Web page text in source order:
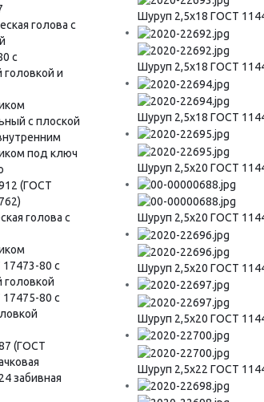
Шуруп 2,5х18 ГОСТ
Шуруп 2,5х18 ГОСТ
Шуруп 2,5х18 ГОСТ
Шуруп 2,5х20 ГОСТ
Шуруп 2,5х20 ГОСТ
Шуруп 2,5х20 ГОСТ
Шуруп 2,5х20 ГОСТ
Шуруп 2,5х22 ГОСТ
голова с
с
головкой и
с плоской
под ключ
(ГОСТ
голова с
80 с
головкой
80 с
(ГОСТ
забивная